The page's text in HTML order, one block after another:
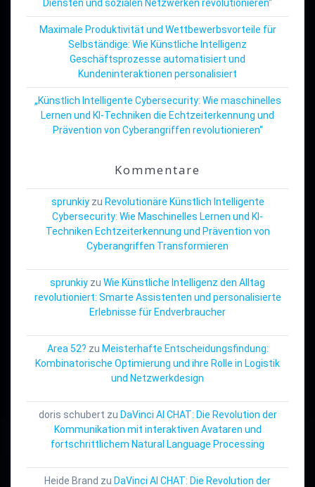
Diensten und sozialen Netzwerken revolutionieren“
Maximale Produktivität und Wettbewerbsvorteile für
Selbständige: Wie Künstliche Intelligenz
Geschäftsprozesse automatisiert und
Kundeninteraktionen personalisiert
„Künstlich Intelligente Cybersecurity: Wie maschinelles
Lernen und KI-Techniken die Echtzeiterkennung und
Prävention von Cyberangriffen revolutionieren“
Kommentare
sprunkiyzu Revolutionäre Künstlich Intelligente
Cybersecurity: Wie Maschinelles Lernen und KI-
Techniken Echtzeiterkennung und Prävention von
Cyberangriffen Transformieren
sprunkiy zu Wie Künstliche Intelligenz den Alltag
revolutioniert: Smarte Assistenten und personalisierte
Erlebnisse für Endverbraucher
Area 52? zu Meisterhafte Entscheidungsfindung:
Kombinatorische Optimierung und ihre Rolle in Logistik
und Netzwerkdesign
doris schubert zu DaVinci AI CHAT: Die Revolution der
Kommunikation mit interaktiven Avataren und
fortschrittlichem Natural Language Processing
Heide Brand zu DaVinci AI CHAT: Die Revolution der